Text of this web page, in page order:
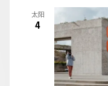
太阳
4